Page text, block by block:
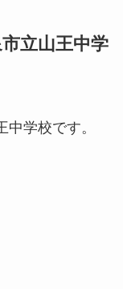
立山王中学
学校です。